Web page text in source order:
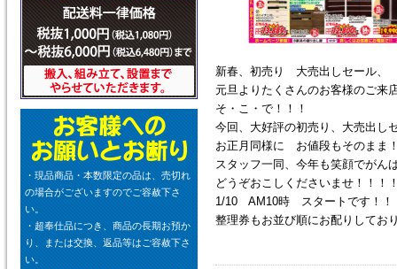
新春、初売り 大売出しセール、
元旦よりたくさんのお客様のご来
そ・こ・で！！！
今回、大好評の初売り、大売出
お正月同様に お値段もそのまま
スタッフ一同、今年も笑顔でがん
どうぞおこしくださいませ！！！
1/10 AM10時 スタートです！！
整理券もお並び順にお配りしてお
・現品商品・本数限定の品は、売切れ
の場合がございますのでご容赦下さ
い。
・超奉仕品につき、商品の長期お預か
り、または交換、返品等はご容赦下さ
い。